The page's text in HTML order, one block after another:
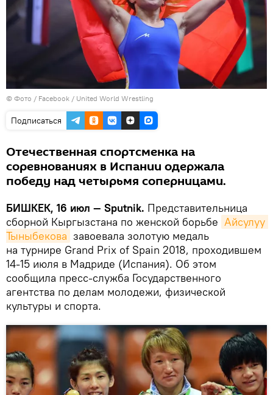
© Фото / Facebook / United World Wrestling
Подписаться
Отечественная спортсменка на
соревнованиях в Испании одержала
победу над четырьмя соперницами.
БИШКЕК, 16 июл — Sputnik. Представительница
сборной Кыргызстана по женской борьбе Айсулуу
Тыныбекова завоевала золотую медаль
на турнире Grand Prix of Spain 2018, проходившем
14-15 июля в Мадриде (Испания). Об этом
сообщила пресс-служба Государственного
агентства по делам молодежи, физической
культуры и спорта.